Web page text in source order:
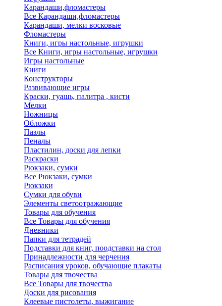
Карандаши,фломастеры
Все Карандаши,фломастеры
Карандаши, мелки восковые
Фломастеры
Книги, игры настольные, игрушки
Все Книги, игры настольные, игрушки
Игры настольные
Книги
Конструкторы
Развивающие игры
Краски, гуашь, палитра , кисти
Мелки
Ножницы
Обложки
Пазлы
Пеналы
Пластилин, доски для лепки
Раскраски
Рюкзаки, сумки
Все Рюкзаки, сумки
Рюкзаки
Сумки для обуви
Элементы светоотражающие
Товары для обучения
Все Товары для обучения
Дневники
Папки для тетрадей
Подставки для книг, поодставки на стол
Принадлежности для черчения
Расписания уроков, обучающие плакаты
Товары для твочества
Все Товары для твочества
Доски для рисования
Клеевые пистолеты, выжигание